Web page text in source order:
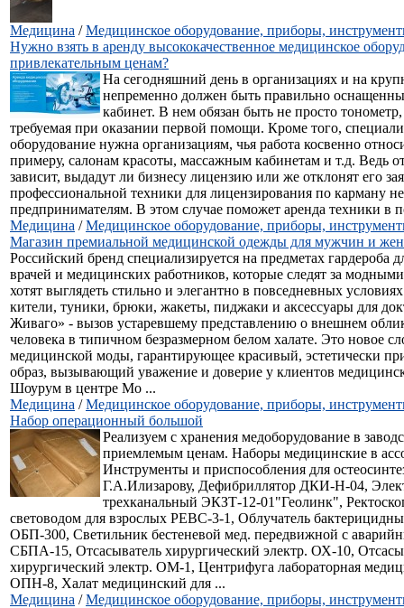
Медицина /Медицинское оборудование, приборы,
Нужно взять в аренду высококачественное медицинское
привлекательным ценам?
На сегодняшний день в организациях и на
непременно должен быть правильно
кабинет. В нем обязан быть не просто
требуемая при оказании первой помощи. Кроме того,
оборудование нужна организациям, чья работа косвенно
примеру, салонам красоты, массажным кабинетам и т.д. Ведь
зависит, выдадут ли бизнесу лицензию или же отклонят его
профессиональной техники для лицензирования по карману
предпринимателям. В этом случае поможет аренда техники в
Медицина /Медицинское оборудование, приборы,
Магазин премиальной медицинской одежды для мужчин и
Российский бренд специализируется на предметах гардероба
врачей и медицинских работников, которые следят за
хотят выглядеть стильно и элегантно в повседневных
кители, туники, брюки, жакеты, пиджаки и аксессуары для
Живаго» - вызов устаревшему представлению о внешнем
человека в типичном безразмерном белом халате. Это новое
медицинской моды, гарантирующее красивый, эстетически
образ, вызывающий уважение и доверие у клиентов
Шоурум в центре Мо ...
Медицина /Медицинское оборудование, приборы,
Набор операционный большой
Реализуем с хранения медоборудование в
приемлемым ценам. Наборы медицинские в
Инструменты и приспособления для
Г.А.Илизарову, Дефибриллятор ДКИ-Н-04,
трехканальный ЭКЗТ-12-01"Геолинк",
световодом для взрослых РЕВС-3-1, Облучатель
ОБП-300, Светильник бестеневой мед. передвижной с
СБПА-15, Отсасыватель хирургический электр. ОХ-10,
хирургический электр. ОМ-1, Центрифуга лабораторная
ОПН-8, Халат медицинский для ...
Медицина /Медицинское оборудование, приборы,